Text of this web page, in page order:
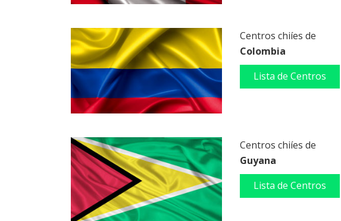
Centros chiíes de
Colombia
Lista de Centros
Centros chiíes de
Guyana
Lista de Centros